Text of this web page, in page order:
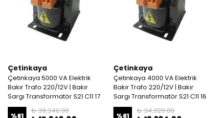
Çetinkaya
Çetinkaya 5000 VA Elektrik
Bakır Trafo 220/12V | Bakır
Sargı Transformatör S21 C11 17
%61
₺ 39,340.00
Çetinkaya
Çetinkaya 4000 VA Elektrik
Bakır Trafo 220/12V | Bakır
Sargı Transformatör S21 C11 16
%61
₺ 34,320.00